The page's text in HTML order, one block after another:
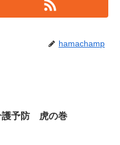
hamachamp
護予防 虎の巻